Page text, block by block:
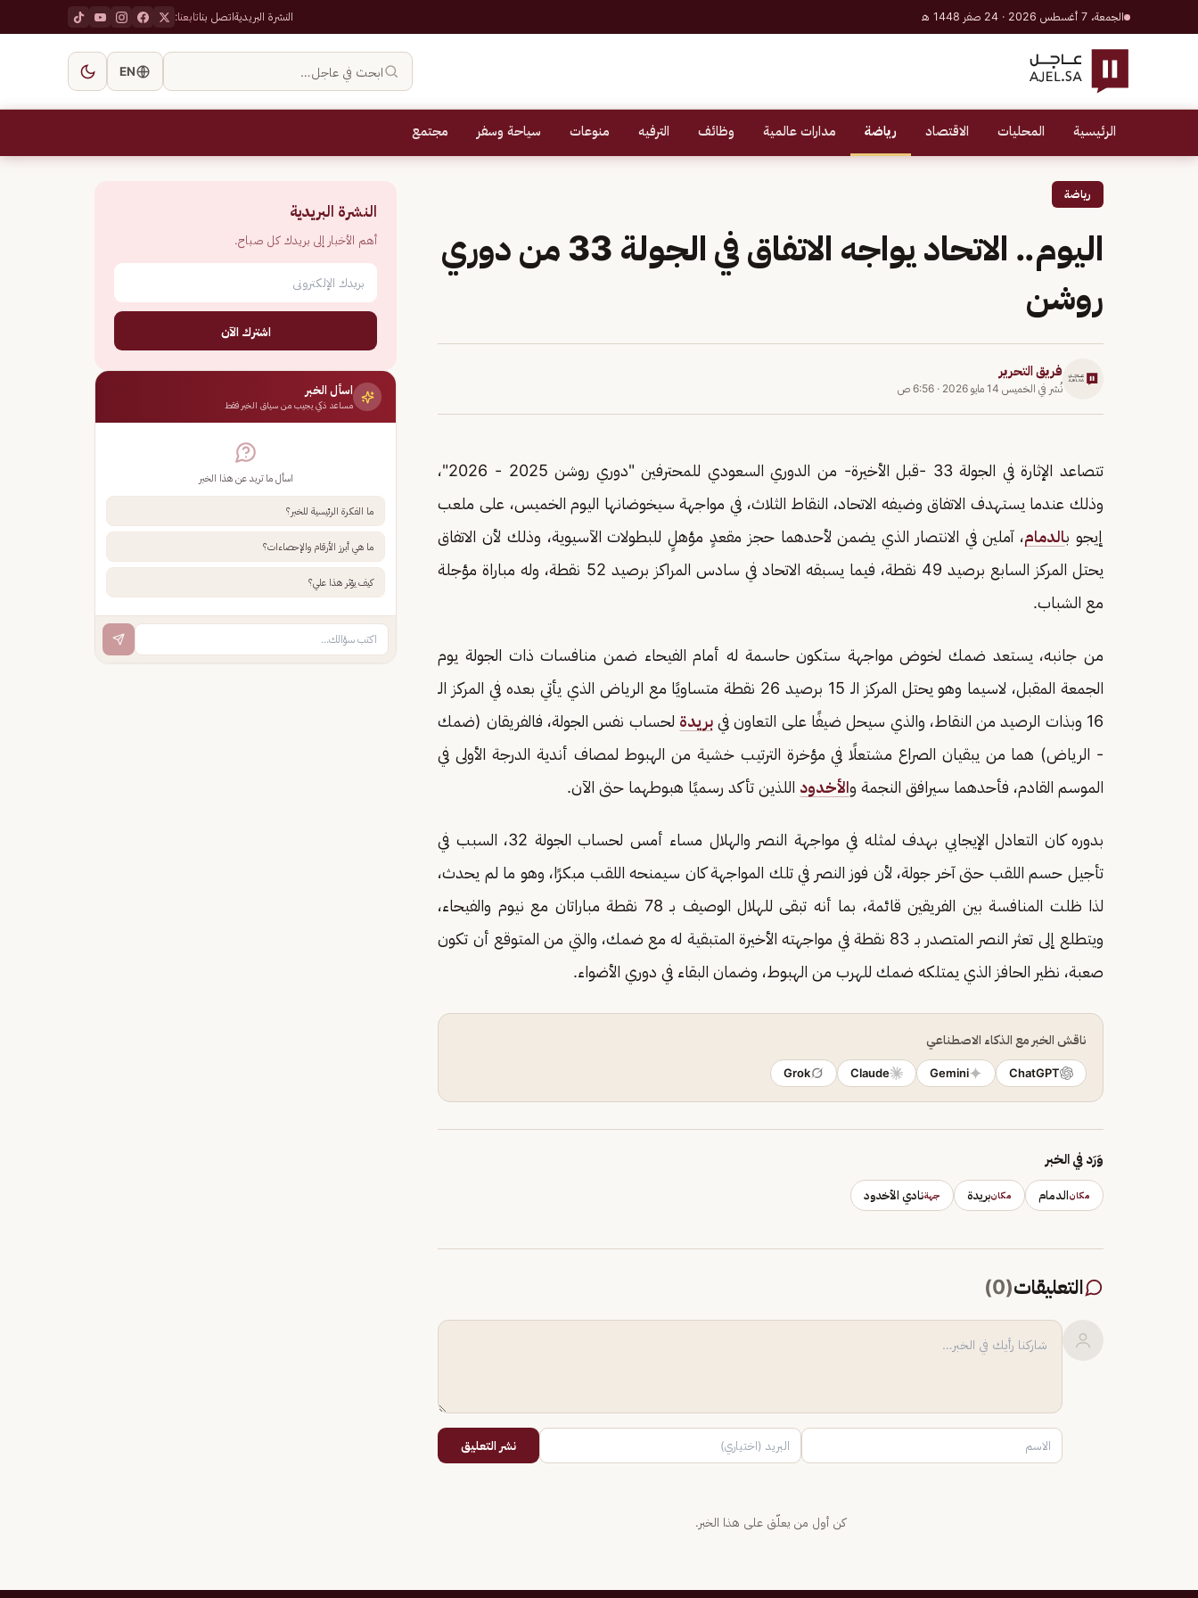
الجمعة، 7 أغسطس 2026 · 24 صفر 1448 هـ النشرة البريديةاتصل بناتابعنا:
ابحث في عاجل… EN
الرئيسية المحليات الاقتصاد رياضة مدارات عالمية وظائف الترفيه منوعات سياحة وسفر مجتمع
رياضة
اليوم.. الاتحاد يواجه الاتفاق في الجولة 33 من دوري
روشن
فريق التحرير
نُشر في الخميس 14 مايو 2026 · 6:56 ص
تتصاعد الإثارة في الجولة 33 -قبل الأخيرة- من الدوري السعودي للمحترفين "دوري روشن 2025 - 2026"،
وذلك عندما يستهدف الاتفاق وضيفه الاتحاد، النقاط الثلاث، في مواجهة سيخوضانها اليوم الخميس، على ملعب
إيجو بالدمام، آملين في الانتصار الذي يضمن لأحدهما حجز مقعدٍ مؤهلٍ للبطولات الآسيوية، وذلك لأن الاتفاق
يحتل المركز السابع برصيد 49 نقطة، فيما يسبقه الاتحاد في سادس المراكز برصيد 52 نقطة، وله مباراة مؤجلة
مع الشباب.
من جانبه، يستعد ضمك لخوض مواجهة ستكون حاسمة له أمام الفيحاء ضمن منافسات ذات الجولة يوم
الجمعة المقبل، لاسيما وهو يحتل المركز الـ 15 برصيد 26 نقطة متساويًا مع الرياض الذي يأتي بعده في المركز الـ
16 وبذات الرصيد من النقاط، والذي سيحل ضيفًا على التعاون في
بريدة لحساب نفس الجولة، فالفريقان (ضمك
- الرياض) هما من يبقيان الصراع مشتعلًا في مؤخرة الترتيب خشية من الهبوط لمصاف أندية الدرجة الأولى في
الموسم القادم، فأحدهما سيرافق النجمة والأخدود اللذين تأكد رسميًا هبوطهما حتى الآن.
بدوره كان التعادل الإيجابي بهدف لمثله في مواجهة النصر والهلال مساء أمس لحساب الجولة 32، السبب في
تأجيل حسم اللقب حتى آخر جولة، لأن فوز النصر في تلك المواجهة كان سيمنحه اللقب مبكرًا، وهو ما لم يحدث،
لذا ظلت المنافسة بين الفريقين قائمة، بما أنه تبقى للهلال الوصيف بـ 78 نقطة مباراتان مع نيوم والفيحاء،
ويتطلع إلى تعثر النصر المتصدر بـ 83 نقطة في مواجهته الأخيرة المتبقية له مع ضمك، والتي من المتوقع أن تكون
صعبة، نظير الحافز الذي يمتلكه ضمك للهرب من الهبوط، وضمان البقاء في دوري الأضواء.
ناقش الخبر مع الذكاء الاصطناعي
ChatGPT
Gemini
Claude
Grok
وَرَد في الخبر
مكانالدمام مكانبريدة جهةنادي الأخدود
التعليقات(
0
)
نشر التعليق
كن أول من يعلّق على هذا الخبر.
النشرة البريدية
أهم الأخبار إلى بريدك كل صباح.
اشترك الآن
اسأل الخبر
مساعد ذكي يجيب من سياق الخبر فقط
اسأل ما تريد عن هذا الخبر
ما الفكرة الرئيسية للخبر؟
ما هي أبرز الأرقام والإحصاءات؟
كيف يؤثر هذا علي؟